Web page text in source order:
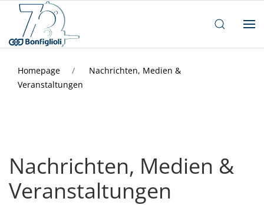
Homepage
Nachrichten, Medien &
Veranstaltungen
Nachrichten, Medien &
Veranstaltungen